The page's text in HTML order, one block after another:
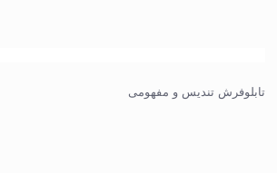
تابلوفرش تندیس و مفهومی